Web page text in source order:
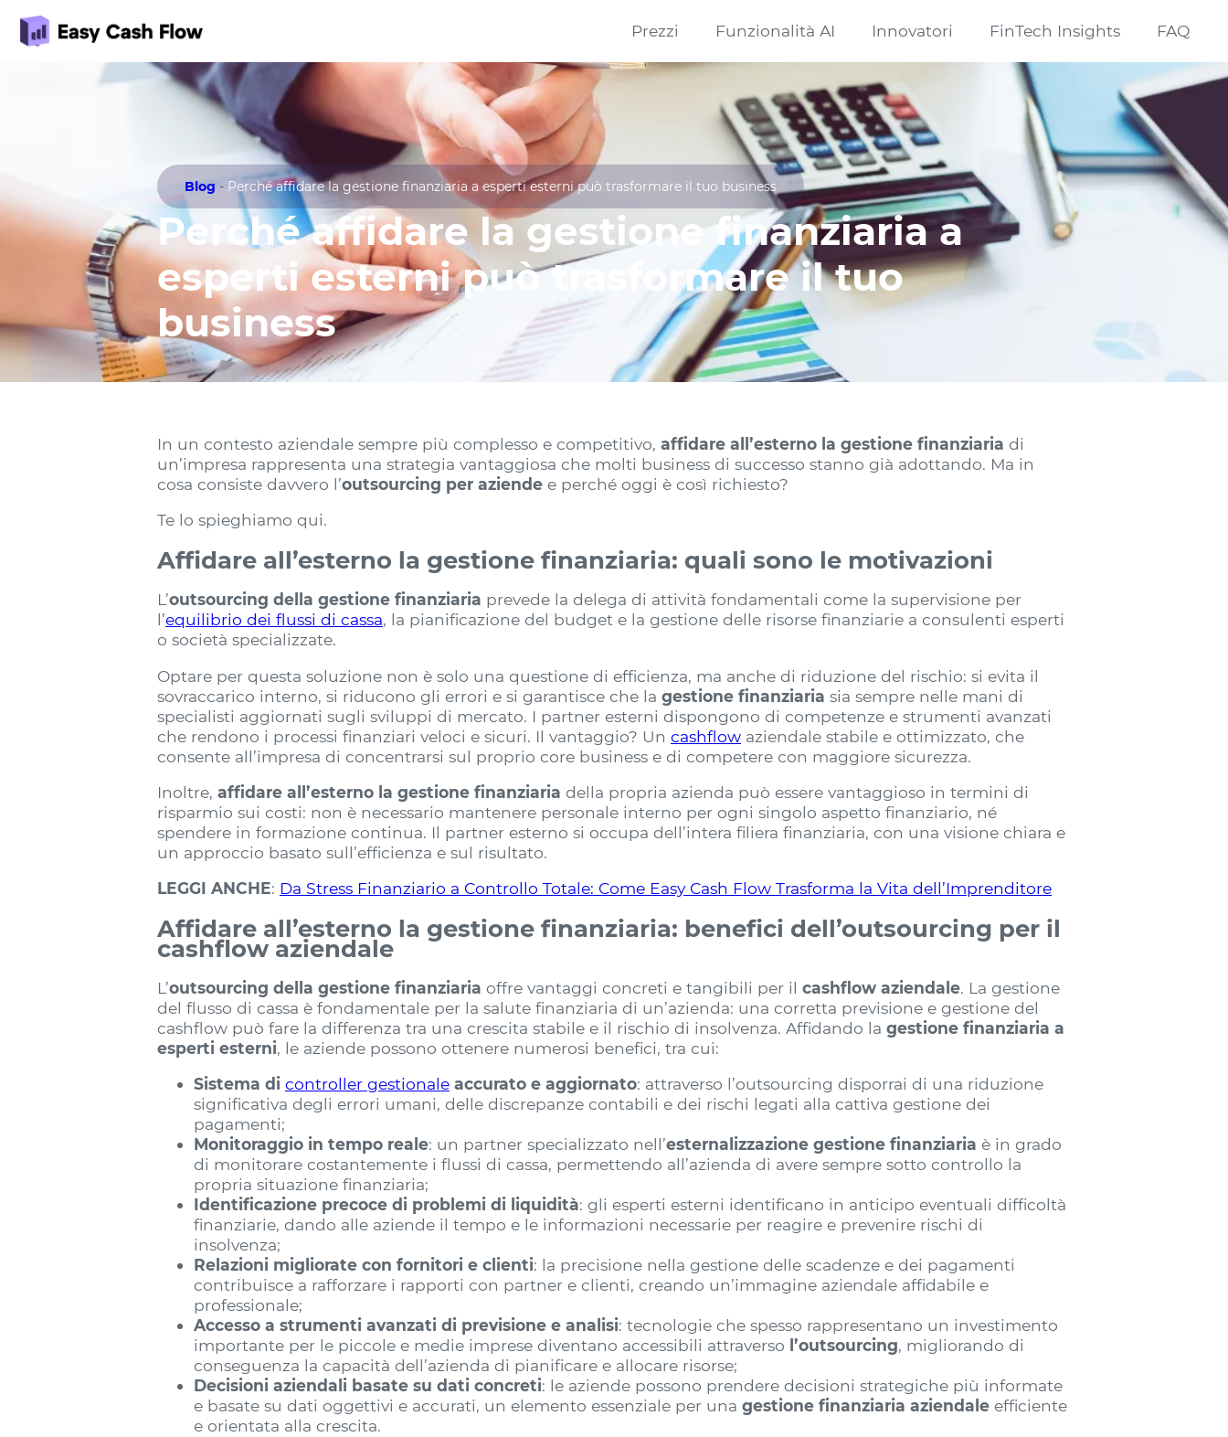
Prezzi Funzionalità AI Innovatori FinTech Insights FAQ
Blog - Perché affidare la gestione finanziaria a esperti esterni può trasformare il tuo business
Perché affidare la gestione finanziaria a
esperti esterni può trasformare il tuo
business
In un contesto aziendale sempre più complesso e competitivo, affidare all’esterno la gestione finanziaria di
un’impresa rappresenta una strategia vantaggiosa che molti business di successo stanno già adottando. Ma in
cosa consiste davvero l’outsourcing per aziende e perché oggi è così richiesto?
Te lo spieghiamo qui.
Affidare all’esterno la gestione finanziaria: quali sono le motivazioni
L’outsourcing della gestione finanziaria prevede la delega di attività fondamentali come la supervisione per
l’equilibrio dei flussi di cassa, la pianificazione del budget e la gestione delle risorse finanziarie a consulenti esperti
o società specializzate.
Optare per questa soluzione non è solo una questione di efficienza, ma anche di riduzione del rischio: si evita il
sovraccarico interno, si riducono gli errori e si garantisce che la gestione finanziaria sia sempre nelle mani di
specialisti aggiornati sugli sviluppi di mercato. I partner esterni dispongono di competenze e strumenti avanzati
che rendono i processi finanziari veloci e sicuri. Il vantaggio? Un cashflow aziendale stabile e ottimizzato, che
consente all’impresa di concentrarsi sul proprio core business e di competere con maggiore sicurezza.
Inoltre, affidare all’esterno la gestione finanziaria della propria azienda può essere vantaggioso in termini di
risparmio sui costi: non è necessario mantenere personale interno per ogni singolo aspetto finanziario, né
spendere in formazione continua. Il partner esterno si occupa dell’intera filiera finanziaria, con una visione chiara e
un approccio basato sull’efficienza e sul risultato.
LEGGI ANCHE: Da Stress Finanziario a Controllo Totale: Come Easy Cash Flow Trasforma la Vita dell’Imprenditore
Affidare all’esterno la gestione finanziaria: benefici dell’outsourcing per il
cashflow aziendale
L’outsourcing della gestione finanziaria offre vantaggi concreti e tangibili per il cashflow aziendale. La gestione
del flusso di cassa è fondamentale per la salute finanziaria di un’azienda: una corretta previsione e gestione del
cashflow può fare la differenza tra una crescita stabile e il rischio di insolvenza. Affidando la gestione finanziaria a
esperti esterni, le aziende possono ottenere numerosi benefici, tra cui:
Sistema di controller gestionale accurato e aggiornato: attraverso l’outsourcing disporrai di una riduzione
significativa degli errori umani, delle discrepanze contabili e dei rischi legati alla cattiva gestione dei
pagamenti;
Monitoraggio in tempo reale: un partner specializzato nell’esternalizzazione gestione finanziaria è in grado
di monitorare costantemente i flussi di cassa, permettendo all’azienda di avere sempre sotto controllo la
propria situazione finanziaria;
Identificazione precoce di problemi di liquidità: gli esperti esterni identificano in anticipo eventuali difficoltà
finanziarie, dando alle aziende il tempo e le informazioni necessarie per reagire e prevenire rischi di
insolvenza;
Relazioni migliorate con fornitori e clienti: la precisione nella gestione delle scadenze e dei pagamenti
contribuisce a rafforzare i rapporti con partner e clienti, creando un’immagine aziendale affidabile e
professionale;
Accesso a strumenti avanzati di previsione e analisi: tecnologie che spesso rappresentano un investimento
importante per le piccole e medie imprese diventano accessibili attraverso l’outsourcing, migliorando di
conseguenza la capacità dell’azienda di pianificare e allocare risorse;
Decisioni aziendali basate su dati concreti: le aziende possono prendere decisioni strategiche più informate
e basate su dati oggettivi e accurati, un elemento essenziale per una gestione finanziaria aziendale efficiente
e orientata alla crescita.